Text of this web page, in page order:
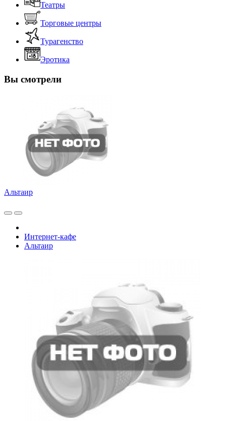
Театры
Торговые центры
Турагенство
Эротика
Вы смотрели
Альтаир
Интернет-кафе
Альтаир